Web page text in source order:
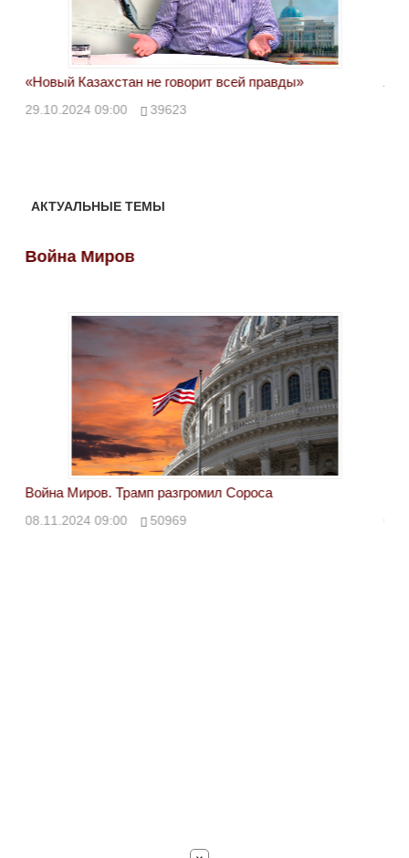
«Новый Казахстан не говорит всей правды»
29.10.2024 09:00 39623
АКТУАЛЬНЫЕ ТЕМЫ
Война Миров
Война Миров. Трамп разгромил Сороса
08.11.2024 09:00 50969